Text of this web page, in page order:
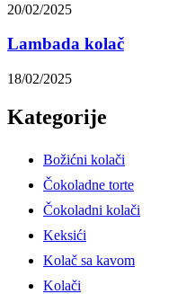
20/02/2025
Lambada kolač
18/02/2025
Kategorije
Božićni kolači
Čokoladne torte
Čokoladni kolači
Keksići
Kolač sa kavom
Kolači